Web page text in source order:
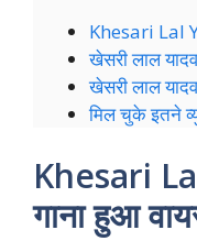
Khesari Lal
खेसरी लाल
खेसरी लाल
मिल चुके इतने
Khesari
गाना हुआ